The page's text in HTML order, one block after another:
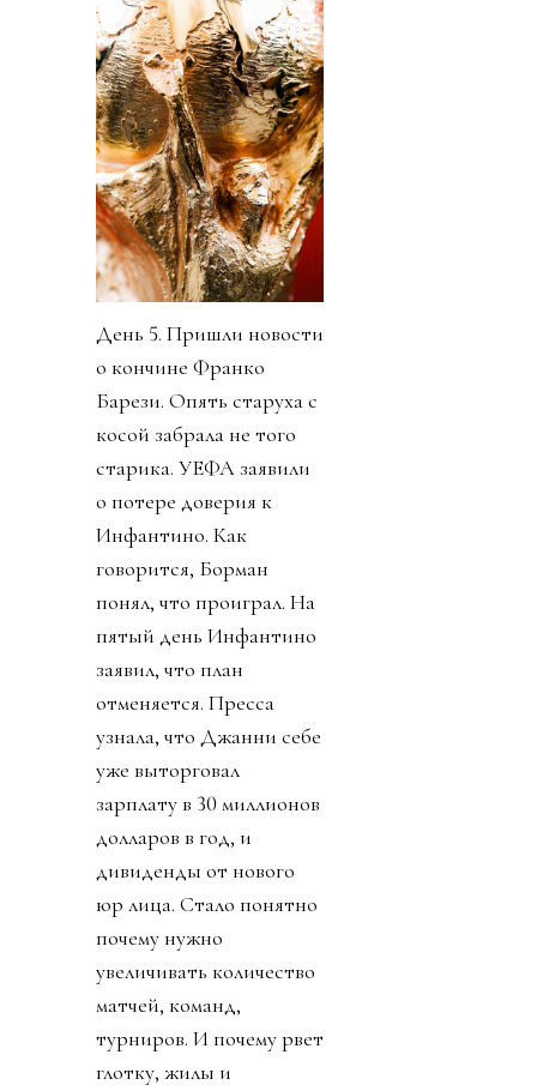
День 5. Пришли новости
о кончине Франко
Барези. Опять старуха с
косой забрала не того
старика. УЕФА заявили
о потере доверия к
Инфантино. Как
говорится, Борман
понял, что проиграл. На
пятый день Инфантино
заявил, что план
отменяется. Пресса
узнала, что Джанни себе
уже выторговал
зарплату в 30 миллионов
долларов в год, и
дивиденды от нового
юр лица. Стало понятно
почему нужно
увеличивать количество
матчей, команд,
турниров. И почему рвет
глотку, жилы и